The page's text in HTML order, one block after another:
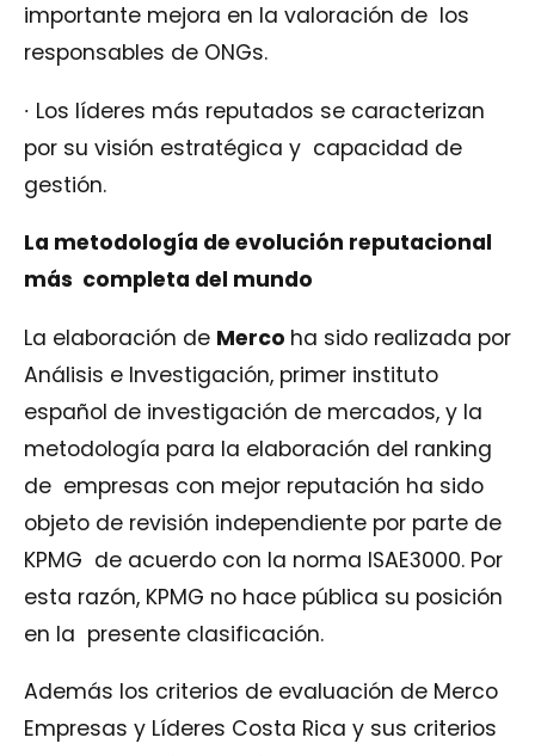
importante mejora en la valoración de los
responsables de ONGs.
∙ Los líderes más reputados se caracterizan
por su visión estratégica y capacidad de
gestión.
La metodología de evolución reputacional
más completa del mundo
La elaboración de Merco ha sido realizada por
Análisis e Investigación, primer instituto
español de investigación de mercados, y la
metodología para la elaboración del ranking
de empresas con mejor reputación ha sido
objeto de revisión independiente por parte de
KPMG de acuerdo con la norma ISAE3000. Por
esta razón, KPMG no hace pública su posición
en la presente clasificación.
Además los criterios de evaluación de Merco
Empresas y Líderes Costa Rica y sus criterios